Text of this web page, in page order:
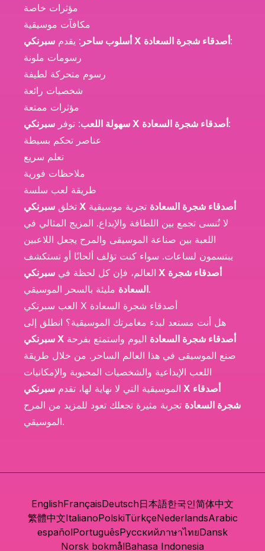
مؤثرات خاصة
مكافآت موسيقية
أسلوب ساحر : يقدم سبرنكي X أصدقاء شجرة السعادة:
رسومات ملونة
رسوم متحركة لطيفة
شخصيات رائعة
مؤثرات ممتعة
سهولة اللعب: توفر سبرنكي X أصدقاء شجرة السعادة:
عناصر تحكم بسيطة
تعلم سريع
ملاحظات فورية
طريقة لعب سلسة
تخلق
سبرنكي X أصدقاء شجرة السعادة تجربة موسيقية
لا تُنسى تجمع بين اللطافة والإبداع. المزيج المثالي في
اللعبة بين صناعة الموسيقى والمرح يجعل اللاعبين
يبتسمون لساعات. سواء كنت تؤلف ألحانًا أو تستكشف
العالم، فإن كل لحظة في سبرنكي X أصدقاء شجرة
السعادةمليئة بالسحر الموسيقي.
العب سبرنكي X أصدقاء شجرة السعادة
هل أنت مستعد لبدء مغامرتك الموسيقية؟ انطلق إلى
سبرنكي X أصدقاء شجرة السعادة اليوم واستمتع بفرحة
صنع الموسيقى في هذا العالم الساحر. من خلال طريقة
اللعب الإبداعية والشخصيات المحبوبة والإمكانيات
الموسيقية التي لا نهاية لها، تقدم سبرنكي X أصدقاء
شجرة السعادة تجربة مثيرة تجعلك تعود للمزيد من المرح
الموسيقي.
EnglishFrançaisDeutsch日本語한국인简体中文
繁體中文ItalianoPolskiTürkçeNederlandsArabic
españolPortuguêsРусскийภาษาไทยDansk
Norsk bokmålBahasa Indonesia